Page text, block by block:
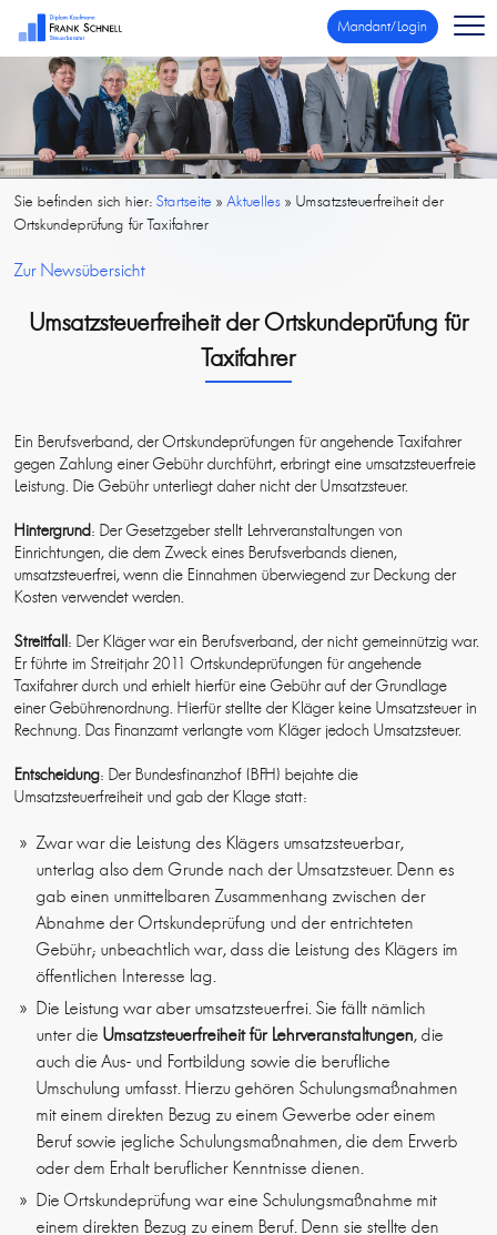
Mandant/Login
Sie befinden sich hier:Startseite »Aktuelles »Umsatzsteuerfreiheit der
Ortskundeprüfung für Taxifahrer
Zur Newsübersicht
Umsatzsteuerfreiheit der Ortskundeprüfung für
Taxifahrer
Ein Berufsverband, der Ortskundeprüfungen für angehende Taxifahrer
gegen Zahlung einer Gebühr durchführt, erbringt eine umsatzsteuerfreie
Leistung. Die Gebühr unterliegt daher nicht der Umsatzsteuer.
Hintergrund: Der Gesetzgeber stellt Lehrveranstaltungen von
Einrichtungen, die dem Zweck eines Berufsverbands dienen,
umsatzsteuerfrei, wenn die Einnahmen überwiegend zur Deckung der
Kosten verwendet werden.
Streitfall : Der Kläger war ein Berufsverband, der nicht gemeinnützig war.
Er führte im Streitjahr 2011 Ortskundeprüfungen für angehende
Taxifahrer durch und erhielt hierfür eine Gebühr auf der Grundlage
einer Gebührenordnung. Hierfür stellte der Kläger keine Umsatzsteuer in
Rechnung. Das Finanzamt verlangte vom Kläger jedoch Umsatzsteuer.
Entscheidung: Der Bundesfinanzhof (BFH) bejahte die
Umsatzsteuerfreiheit und gab der Klage statt:
Zwar war die Leistung des Klägers umsatzsteuerbar,
unterlag also dem Grunde nach der Umsatzsteuer. Denn es
gab einen unmittelbaren Zusammenhang zwischen der
Abnahme der Ortskundeprüfung und der entrichteten
Gebühr; unbeachtlich war, dass die Leistung des Klägers im
öffentlichen Interesse lag.
Die Leistung war aber umsatzsteuerfrei. Sie fällt nämlich
unter dieUmsatzsteuerfreiheit für Lehrveranstaltungen, die
auch die Aus- und Fortbildung sowie die berufliche
Umschulung umfasst. Hierzu gehören Schulungsmaßnahmen
mit einem direkten Bezug zu einem Gewerbe oder einem
Beruf sowie jegliche Schulungsmaßnahmen, die dem Erwerb
oder dem Erhalt beruflicher Kenntnisse dienen.
Die Ortskundeprüfung war eine Schulungsmaßnahme mit
einem direkten Bezug zu einem Beruf. Denn sie stellte den